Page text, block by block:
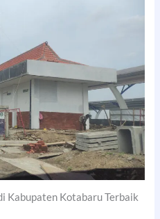
Kabupaten Kotabaru Terbaik